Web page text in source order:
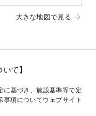
大きな地図で見る
て】
に基づき、施設基準等で定
項についてウェブサイト